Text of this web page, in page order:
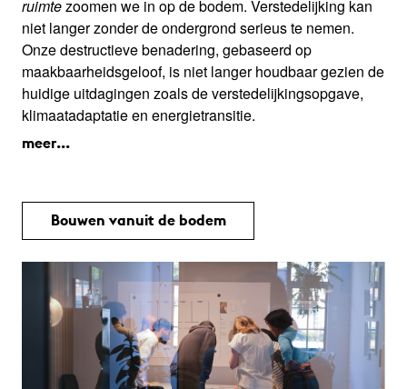
ruimtezoomen we in op de bodem. Verstedelijking kan
niet langer zonder de ondergrond serieus te nemen.
Onze destructieve benadering, gebaseerd op
maakbaarheidsgeloof, is niet langer houdbaar gezien de
huidige uitdagingen zoals de verstedelijkingsopgave,
klimaatadaptatie en energietransitie.
meer...
Bouwen vanuit de bodem